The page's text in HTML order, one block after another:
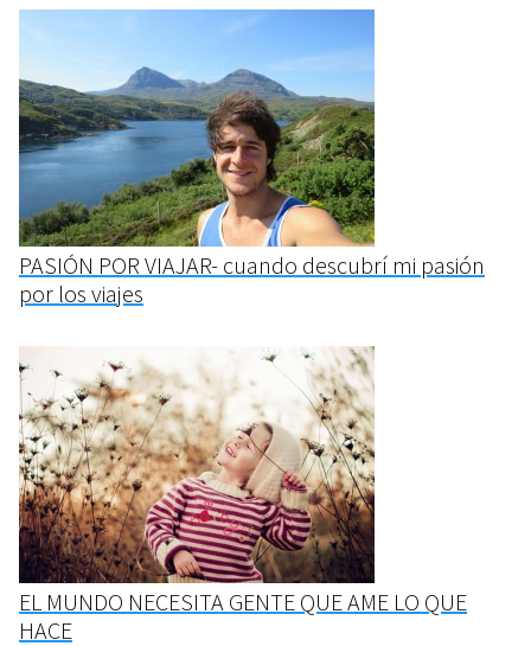
PASIÓN POR VIAJAR- cuando descubrí mi pasión
por los viajes
EL MUNDO NECESITA GENTE QUE AME LO QUE
HACE